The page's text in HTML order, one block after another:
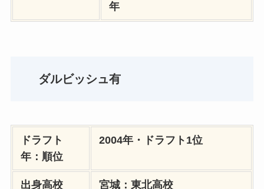
年
ダルビッシュ有
ドラフト
年：順位
2004年・ドラフト1位
出身高校 宮城：東北高校